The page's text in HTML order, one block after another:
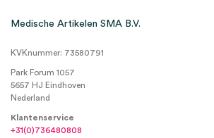
Medische Artikelen SMA B.V.
KVKnummer: 73580791
Park Forum 1057
5657 HJ Eindhoven
Nederland
Klantenservice
+31(0)736480808